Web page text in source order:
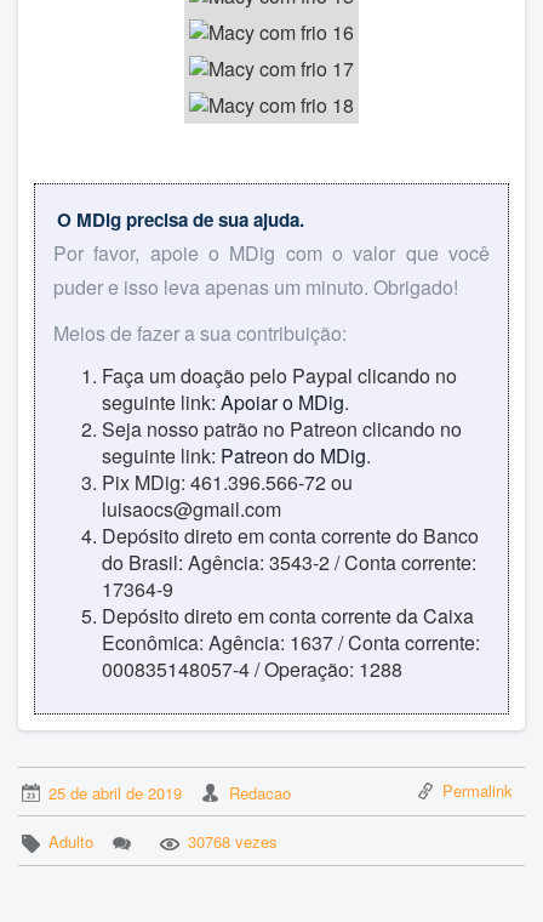
O MDig precisa de sua ajuda.
Por favor, apoie o MDig com o valor que você
puder e isso leva apenas um minuto. Obrigado!
Meios de fazer a sua contribuição:
Faça um doação pelo Paypal clicando no
seguinte link: Apoiar o MDig.
Seja nosso patrão no Patreon clicando no
seguinte link: Patreon do MDig.
Pix MDig: 461.396.566-72 ou
luisaocs@gmail.com
Depósito direto em conta corrente do Banco
do Brasil: Agência: 3543-2 / Conta corrente:
17364-9
Depósito direto em conta corrente da Caixa
Econômica: Agência: 1637 / Conta corrente:
000835148057-4 / Operação: 1288
25 de abril de 2019 Redacao Permalink
Adulto 30768 vezes